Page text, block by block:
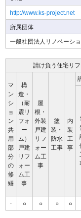
http://www.ks-project.net
所属団体
一般社団法人リノベーシ
請け負う住宅リ
マ
ン
シ
ョ
ン
共
用
部
分
の
修
繕
構
造・
（耐
震リ
フォ
ー
ム）
戸建
リフ
ォー
ム工
事
屋
根・
外装
戸建
リフ
ォー
ム工
事
塗
装・
防水
工事
内
装
工
事
- ○ ○ ○ ○